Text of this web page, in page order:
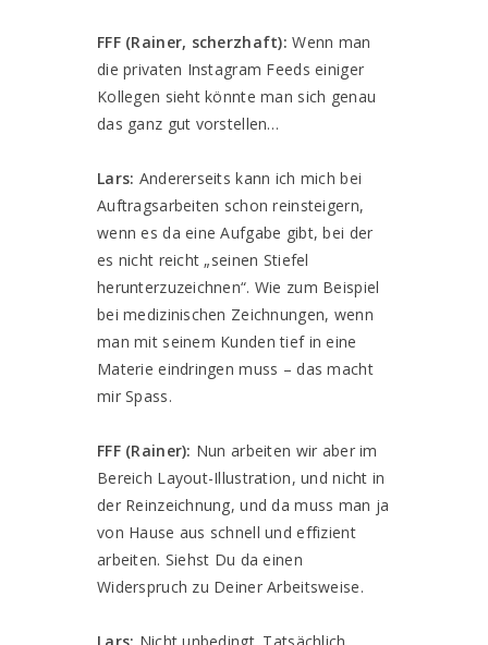
FFF (Rainer, scherzhaft): Wenn man
die privaten Instagram Feeds einiger
Kollegen sieht könnte man sich genau
das ganz gut vorstellen…
Lars: Andererseits kann ich mich bei
Auftragsarbeiten schon reinsteigern,
wenn es da eine Aufgabe gibt, bei der
es nicht reicht „seinen Stiefel
herunterzuzeichnen“. Wie zum Beispiel
bei medizinischen Zeichnungen, wenn
man mit seinem Kunden tief in eine
Materie eindringen muss – das macht
mir Spass.
FFF (Rainer): Nun arbeiten wir aber im
Bereich Layout-Illustration, und nicht in
der Reinzeichnung, und da muss man ja
von Hause aus schnell und effizient
arbeiten. Siehst Du da einen
Widerspruch zu Deiner Arbeitsweise.
Lars: Nicht unbedingt. Tatsächlich